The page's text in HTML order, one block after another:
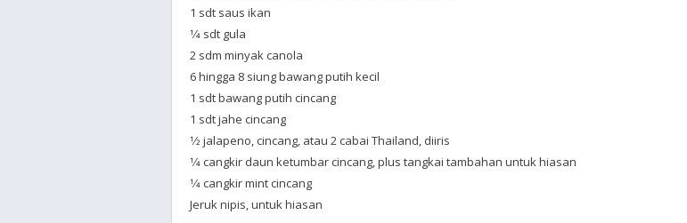
1 sdt saus ikan
1⁄4 sdt gula
2 sdm minyak canola
6 hingga 8 siung bawang putih kecil
1 sdt bawang putih cincang
1 sdt jahe cincang
1⁄2 jalapeno, cincang, atau 2 cabai Thailand, diiris
1⁄4 cangkir daun ketumbar cincang, plus tangkai tambahan untuk hiasan
1⁄4 cangkir mint cincang
Jeruk nipis, untuk hiasan